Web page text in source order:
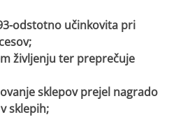
odstotno učinkovita pri
življenju ter preprečuje
sklepov prejel nagrado
sklepih;